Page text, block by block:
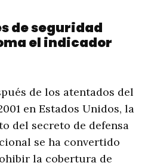
de seguridad
el indicador
de los atentados del
en Estados Unidos, la
del secreto de defensa
se ha convertido
la cobertura de